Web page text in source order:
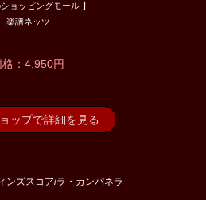
ショッピングモール 】
楽譜ネッツ
格：4,950円
ップで詳細を見る
ンズスコア/ラ・カンパネラ